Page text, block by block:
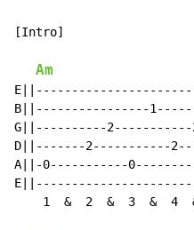
[Intro]
Am
B||----------------
G||----------
D||-------2-----------
A||-0-----------
1  &  2  &  3  &  4